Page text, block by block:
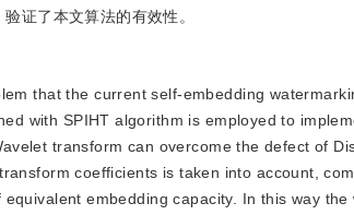
证了本文算法的有效性。
that the current self-embedding
with SPIHT algorithm is employed to
transform can overcome the defect of
coefficients is taken into account,
embedding capacity. In this way